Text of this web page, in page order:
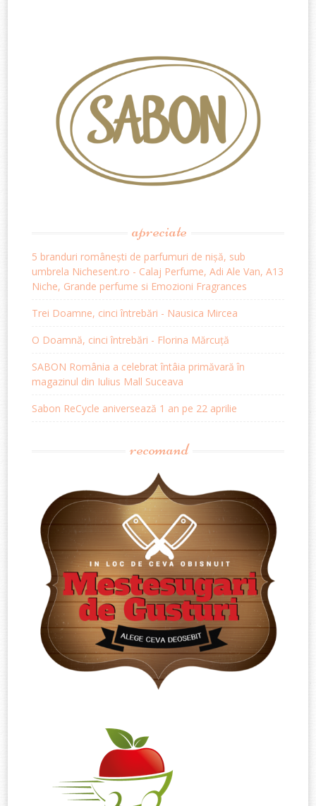
apreciate
5 branduri românești de parfumuri de nișă, sub
umbrela Nichesent.ro - Calaj Perfume, Adi Ale Van, A13
Niche, Grande perfume si Emozioni Fragrances
Trei Doamne, cinci întrebări - Nausica Mircea
O Doamnă, cinci întrebări - Florina Mărcuță
SABON România a celebrat întâia primăvară în
magazinul din Iulius Mall Suceava
Sabon ReCycle aniversează 1 an pe 22 aprilie
recomand